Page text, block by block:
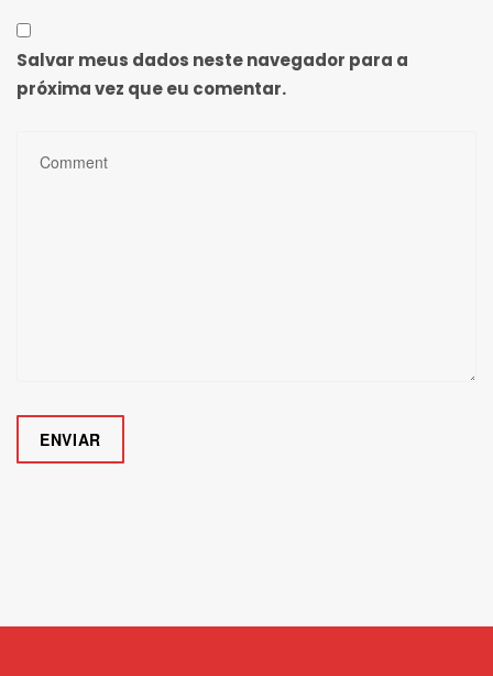
Salvar meus dados neste navegador para a
próxima vez que eu comentar.